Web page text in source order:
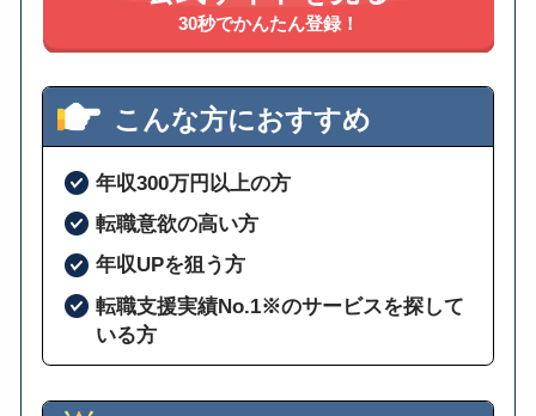
30秒でかんたん登録！
こんな方におすすめ
年収300万円以上の方
転職意欲の高い方
年収UPを狙う方
転職支援実績No.1※のサービスを探して
いる方